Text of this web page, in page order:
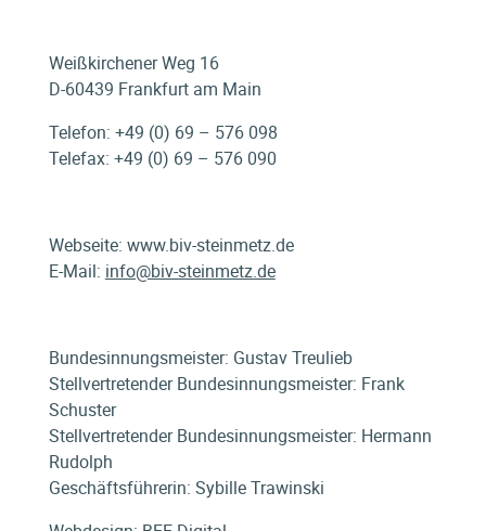
Weißkirchener Weg 16
D-60439 Frankfurt am Main
Telefon: +49 (0) 69 – 576 098
Telefax: +49 (0) 69 – 576 090
Webseite: www.biv-steinmetz.de
E-Mail: info@biv-steinmetz.de
Bundes­innungs­meister: Gustav Treulieb
Stellvertretender Bundes­innungs­meister: Frank
Schuster
Stellvertretender Bundes­innungs­meister: Hermann
Rudolph
Geschäftsführerin: Sybille Trawinski